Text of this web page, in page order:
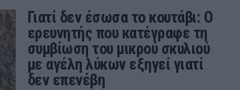
Γιατί δεν έσωσα το κουτάβι: Ο
ερευνητής που κατέγραφε τη
συμβίωση του μικρού σκυλιού
με αγέλη λύκων εξηγεί γιατί
δεν επενέβη